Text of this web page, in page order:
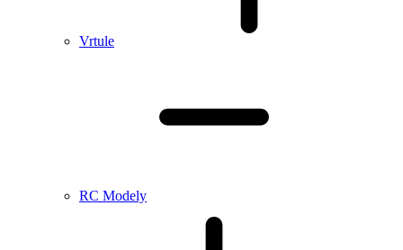
Vrtule
RC Modely